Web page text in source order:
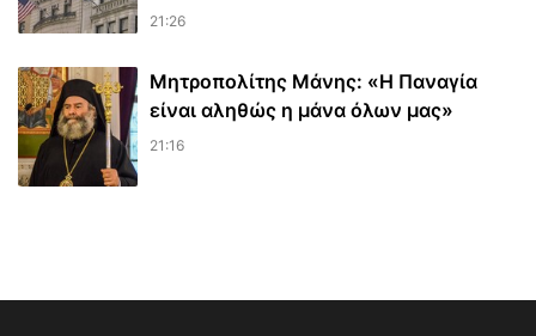
21:26
Μητροπολίτης Μάνης: «Η Παναγία
είναι αληθώς η μάνα όλων μας»
21:16